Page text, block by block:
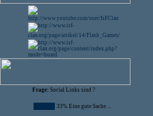
Frage: Social Links sind ?
33% Eine gute Sache ...